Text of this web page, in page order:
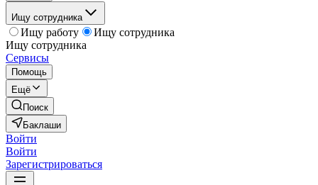
Ищу сотрудника
Ищу работу
Ищу сотрудника
Ищу сотрудника
Сервисы
Помощь
Ещё
Поиск
Баклаши
Войти
Войти
Зарегистрироваться